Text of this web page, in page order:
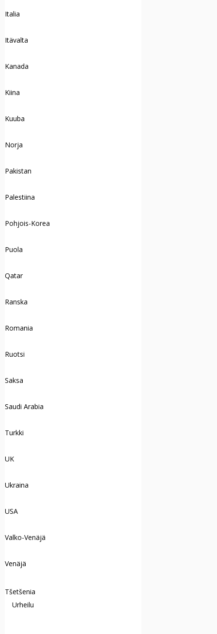
Italia
Itävalta
Kanada
Kiina
Kuuba
Norja
Pakistan
Palestiina
Pohjois-Korea
Puola
Qatar
Ranska
Romania
Ruotsi
Saksa
Saudi Arabia
Turkki
UK
Ukraina
USA
Valko-Venäjä
Venäjä
Tšetšenia
Urheilu